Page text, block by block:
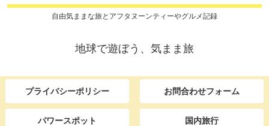
自由気ままな旅とアフタヌーンティーやグルメ記録
地球で遊ぼう、気まま旅
プライバシーポリシー お問合わせフォーム
パワースポット 国内旅行